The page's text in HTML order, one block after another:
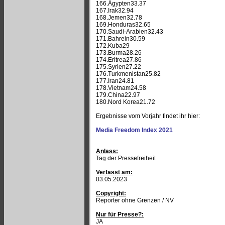
166.Ägypten33.37
167.Irak32.94
168.Jemen32.78
169.Honduras32.65
170.Saudi-Arabien32.43
171.Bahrein30.59
172.Kuba29
173.Burma28.26
174.Eritrea27.86
175.Syrien27.22
176.Turkmenistan25.82
177.Iran24.81
178.Vietnam24.58
179.China22.97
180.Nord Korea21.72
Ergebnisse vom Vorjahr findet ihr hier:
Media Freedom Index 2021
Anlass:
Tag der Pressefreiheit
Verfasst am:
03.05.2023
Copyright:
Reporter ohne Grenzen / NV
Nur für Presse?:
JA